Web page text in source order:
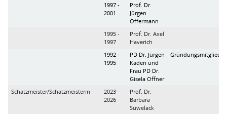
1997 -
2001
Prof. Dr.
Jürgen
Offermann
1995 -
1997
Prof. Dr. Axel
Haverich
1992 -
1995
PD Dr. Jürgen
Kaden und
Frau PD Dr.
Gisela Offner
Gründungsmitglieder
Schatzmeister/Schatzmeisterin
2023 -
2026
Prof. Dr.
Barbara
Suwelack